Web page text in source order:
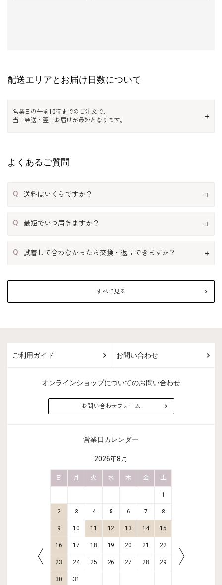
配送エリアとお届け日数について
営業日の午前10時までのご注文で、
当日発送・翌日お届けが最短となります。
よくあるご質問
Q 送料はいくらですか？
Q 最短でいつ届きますか？
Q 試着して合わなかったら交換・返品できますか？
すべて見る
ご利用ガイド お問い合わせ
オンラインショップについてのお問い合わせ
お問い合わせフォーム
営業日カレンダー
2026年8月
日 月 火 水 木 金 土
1
2 3 4 5 6 7 8
9 10 11 12 13 14 15
16 17 18 19 20 21 22
23 24 25 26 27 28 29
30 31